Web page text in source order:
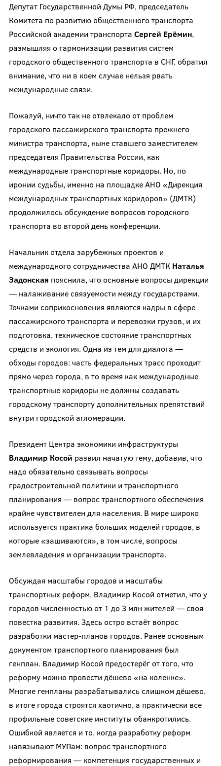
Депутат Государственной Думы РФ, председатель
Комитета по развитию общественного транспорта
Российской академии транспорта Сергей Ерёмин,
размышляя о гармонизации развития систем
городского общественного транспорта в СНГ, обратил
внимание, что ни в коем случае нельзя рвать
международные связи.
Пожалуй, ничто так не отвлекало от проблем
городского пассажирского транспорта прежнего
министра транспорта, ныне ставшего заместителем
председателя Правительства России, как
международные транспортные коридоры. Но, по
иронии судьбы, именно на площадке АНО «Дирекция
международных транспортных коридоров» (ДМТК)
продолжилось обсуждение вопросов городского
транспорта во второй день конференции.
Начальник отдела зарубежных проектов и
международного сотрудничества АНО ДМТК Наталья
Задонская пояснила, что основные вопросы дирекции
— налаживание связуемости между государствами.
Точками соприкосновения являются кадры в сфере
пассажирского транспорта и перевозки грузов, и их
подготовка, техническое состояние транспортных
средств и экология. Одна из тем для диалога —
обходы городов: часть федеральных трасс проходит
прямо через города, в то время как международные
транспортные коридоры не должны создавать
городскому транспорту дополнительных препятствий
внутри городской агломерации.
Президент Центра экономики инфраструктуры
Владимир Косой развил начатую тему, добавив, что
надо обязательно связывать вопросы
градостроительной политики и транспортного
планирования — вопрос транспортного обеспечения
крайне чувствителен для населения. В мире широко
используется практика больших моделей городов, в
которые «зашиваются», в том числе, вопросы
землевладения и организации транспорта.
Обсуждая масштабы городов и масштабы
транспортных реформ, Владимир Косой отметил, что у
городов численностью от 1 до 3 млн жителей — своя
повестка развития. Здесь остро встаёт вопрос
разработки мастер-планов городов. Ранее основным
документом транспортного планирования был
генплан. Владимир Косой предостерёг от того, что
реформу можно провести дёшево «на коленке».
Многие генпланы разрабатывались слишком дёшево,
в итоге города строятся хаотично, а практически все
профильные советские институты обанкротились.
Ошибкой является и то, когда разработку реформ
навязывают МУПам: вопрос транспортного
реформирования — компетенция государственных и